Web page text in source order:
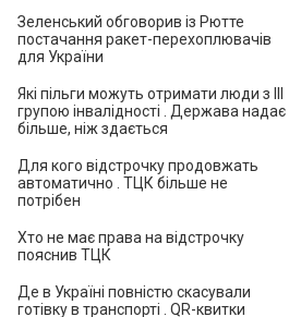
Зеленський обговорив із Рютте
постачання ракет-перехоплювачів
для України
Які пільги можуть отримати люди з III
групою інвалідності . Держава надає
більше, ніж здається
Для кого відстрочку продовжать
автоматично . ТЦК більше не
потрібен
Хто не має права на відстрочку
пояснив ТЦК
Де в Україні повністю скасували
готівку в транспорті . QR-квитки